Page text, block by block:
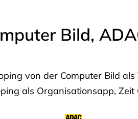
Bild,
von der Computer Bild
als Organisationsapp,